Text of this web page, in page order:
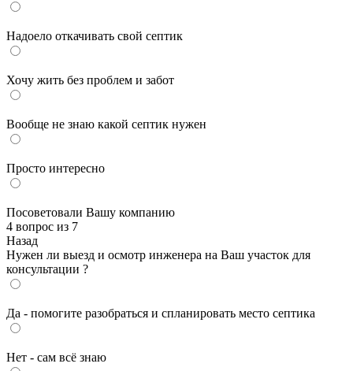
Надоело откачивать свой септик
Хочу жить без проблем и забот
Вообще не знаю какой септик нужен
Просто интересно
Посоветовали Вашу компанию
4 вопрос из 7
Назад
Нужен ли выезд и осмотр инженера на Ваш участок для
консультации ?
Да - помогите разобраться и спланировать место септика
Нет - сам всё знаю